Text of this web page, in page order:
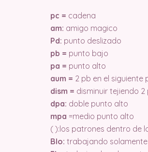
pc = cadena
am: amigo magico
Pd: punto deslizado
pb = punto bajo
pa = punto alto
aum = 2 pb en el siguiente
dism = disminuir tejiendo
dpa: doble punto alto
mpa =medio punto alto
( ):los patrones dentro de
Blo: trabajando